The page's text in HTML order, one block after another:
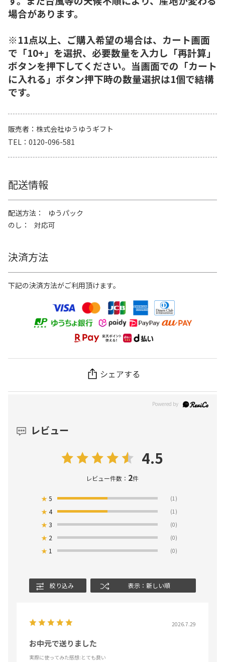
場合があります。
※11点以上、ご購入希望の場合は、カート画面
で「10+」を選択、必要数量を入力し「再計算」
ボタンを押下してください。当画面での「カート
に入れる」ボタン押下時の数量選択は1個で結構
です。
販売者
株式会社ゆうゆうギフト
TEL
0120-096-581
配送情報
配送方法
ゆうパック
のし
対応可
決済方法
下記の決済方法がご利用頂けます。
シェアする
レビュー
4.5
レビュー件数： 2件
★5 (1)
★4 (1)
★3 (0)
★ 2 (0)
★ 1 (0)
絞り込み 表示：新しい順
2026.7.29
お中元で送りました
実際に使ってみた感想:とても良い